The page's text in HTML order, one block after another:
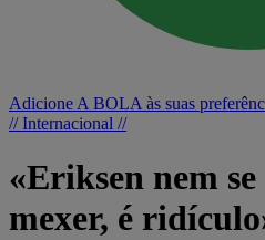
Adicione A BOLA às suas
// Internacional //
«Eriksen nem se
mexer, é